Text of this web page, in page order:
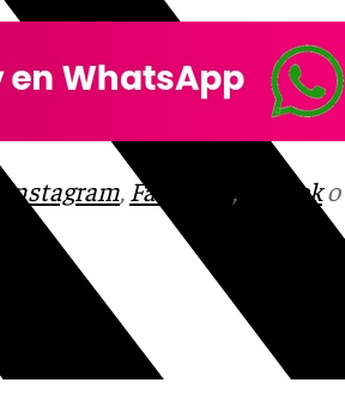
Instagram, Facebook , Tik Toko